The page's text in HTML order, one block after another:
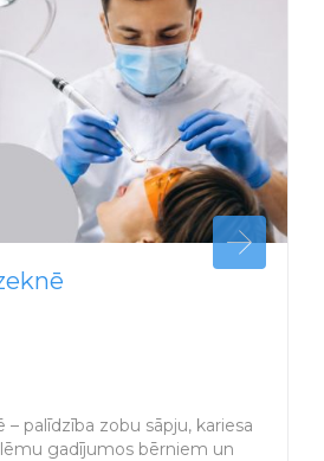
palīdzība zobu sāpju, kariesa
gadījumos bērniem un